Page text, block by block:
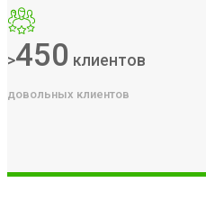
>450 клиентов
довольных клиентов